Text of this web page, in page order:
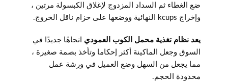
ضع الغطاء ثم السداد المزدوج لإغلاق الكبسولة مرتين ،
وإخراج kcups النهائية ووضعها على حزام ناقل الخروج.
يعد نظام تغذية محمل الكوب العمودي اتجاهًا جديدًا في
السوق وجعل الماكينة أكثر إحكاما وتأخذ بصمة صغيرة ،
مما يجعل من السهل وضع العميل في ورشة عمل
محدودة الحجم.